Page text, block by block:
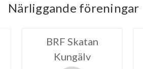
Närliggande föreningar
BRF Grinden